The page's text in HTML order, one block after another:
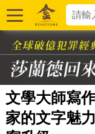
文學大師寫
家的文字魅